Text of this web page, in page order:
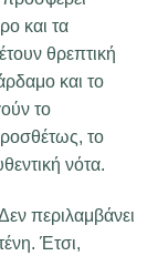
και τα
θρεπτική
και το
το
το
νότα.
περιλαμβάνει
Έτσι,